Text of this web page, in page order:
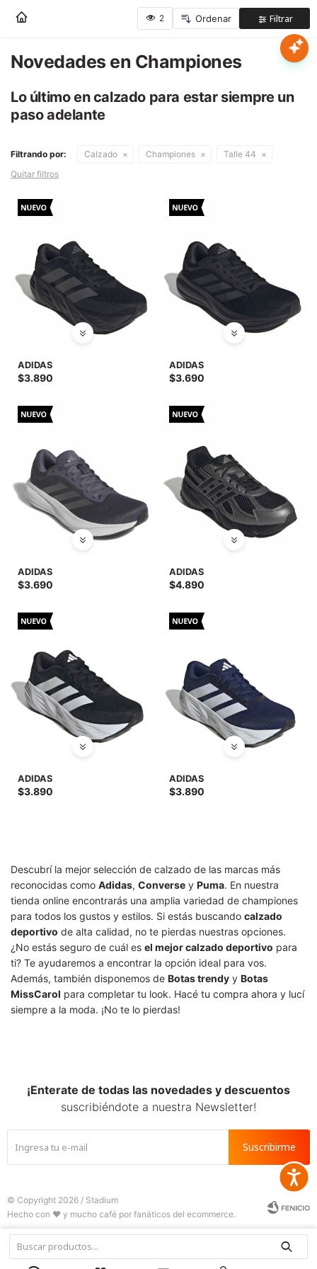
Nota:
este
web
incluye
sistema
Novedades en Championes
Lo último en calzado para estar siempre un
paso adelante
Filtrando por: Calzado Championes
Talle 44
Quitar filtros
ADIDAS
$3.890
ADIDAS
$3.690
ADIDAS
$3.690
ADIDAS
$4.890
ADIDAS
$3.890
ADIDAS
$3.890
Descubrí la mejor selección de calzado de las marcas más
reconocidas como Adidas, Converse y Puma. En nuestra
tienda online encontrarás una amplia variedad de championes
para todos los gustos y estilos. Si estás buscando calzado
deportivo de alta calidad, no te pierdas nuestras opciones.
¿No estás seguro de cuál es el mejor calzado deportivo para
ti? Te ayudaremos a encontrar la opción ideal para vos.
Además, también disponemos de Botas trendy y Botas
MissCarol para completar tu look. Hacé tu compra ahora y lucí
siempre a la moda. ¡No te lo pierdas!
¡Enterate de todas las novedades y descuentos
suscribiéndote a nuestra Newsletter!
Suscribirme
© Copyright 2026 / Stadium
Mujer
Hombre
Niños
Novedades
      